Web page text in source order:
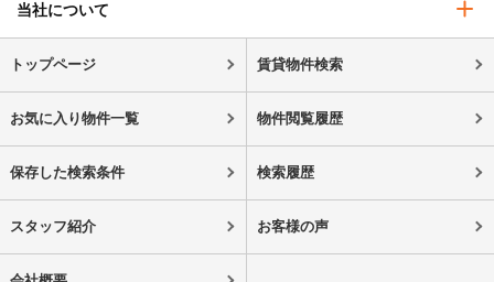
当社について
トップページ 賃貸物件検索
お気に入り物件一覧 物件閲覧履歴
保存した検索条件 検索履歴
スタッフ紹介 お客様の声